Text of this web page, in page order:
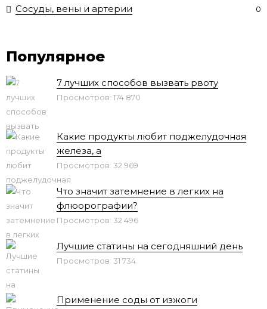
Сосуды, вены и артерии 0
Популярное
7 лучших способов вызвать рвоту
Просмотров: 174 870
Какие продукты любит поджелудочная
железа, а
Просмотров: 32 969
Что значит затемнение в легких на
флюорографии?
Просмотров: 32 496
Лучшие статины на сегодняшний день
Просмотров: 31 734
Применение соды от изжоги